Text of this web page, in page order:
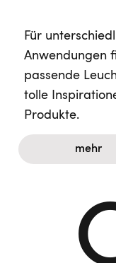
Für
Anwendungen
passende
tolle
Produkte.
mehr